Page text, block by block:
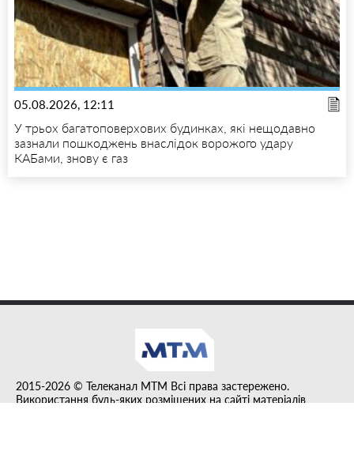
05.08.2026, 12:11
У трьох багатоповерхових будинках, які нещодавно
зазнали пошкоджень внаслідок ворожого удару
КАБами, знову є газ
2015-2026 © Телеканал MTM Всі права застережено.
Використання будь-яких розміщених на сайті матеріалів